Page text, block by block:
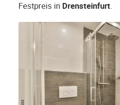
Festpreis in Drensteinfurt.